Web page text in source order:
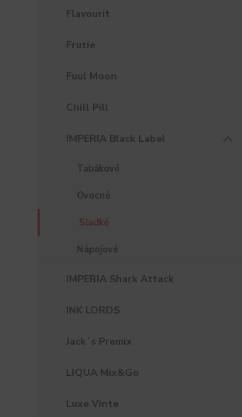
Flavourit
Frutie
Fuul Moon
Chill Pill
IMPERIA Black Label
Tabákové
Ovocné
Sladké
Nápojové
IMPERIA Shark Attack
INK LORDS
Jack´s Premix
LIQUA Mix&Go
Luxe Vinte